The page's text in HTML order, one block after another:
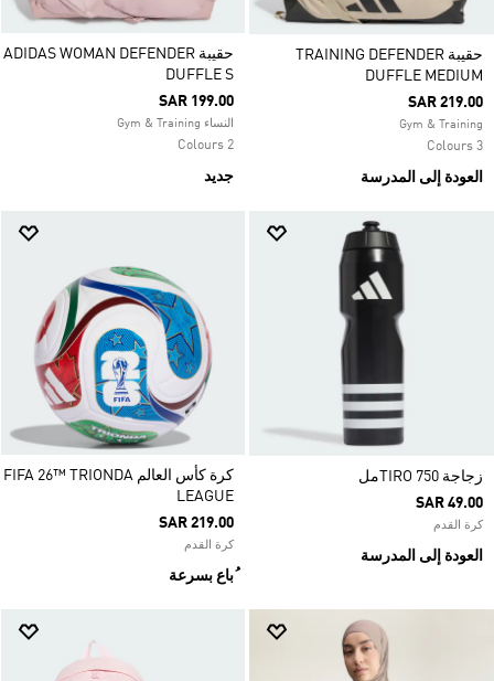
حقيبة TRAINING DEFENDER
DUFFLE MEDIUM
SAR 219.00
Gym & Training
3 Colours
العودة إلى المدرسة
حقيبة ADIDAS WOMAN DEFENDER
DUFFLE S
SAR 199.00
النساء Gym & Training
2 Colours
جديد
زجاجة TIRO 750مل
SAR 49.00
كرة القدم
العودة إلى المدرسة
كرة كأس العالم FIFA 26™ TRIONDA
LEAGUE
SAR 219.00
كرة القدم
ُباع بسرعة